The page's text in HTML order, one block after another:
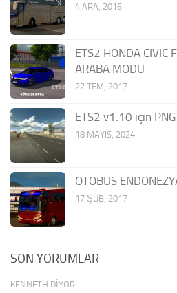
4 ARA, 2016
ETS2 HONDA CIVIC
ARABA MODU
22 TEM, 2017
ETS2 v1.10 için
18 MAYIS, 2024
OTOBÜS
17 ŞUB, 2017
SON YORUMLAR
KENNETH DIYOR: